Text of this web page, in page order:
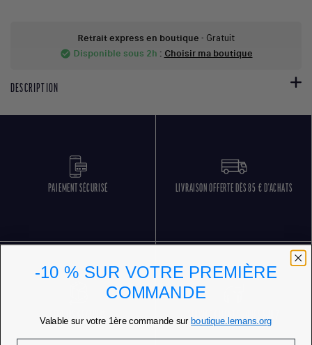
Retrait express en boutique - Gratuit
check_circle Disponible sous 2h : Choisir ma boutique
DESCRIPTION
PAIEMENT SÉCURISÉ LIVRAISON OFFERTE DÈS 85 € D'ACHATS
RETOURS GRATUITS SERVICE CLIENT 5 JOURS SUR 7
-10 % SUR VOTRE PREMIÈRE
COMMANDE
Valable sur votre 1ère commande sur boutique.lemans.org